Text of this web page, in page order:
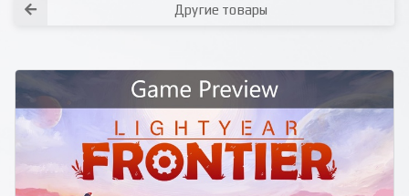
Другие товары